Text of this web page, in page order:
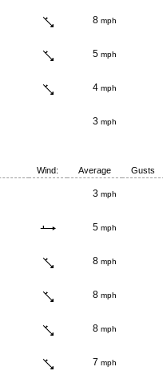
8 mph
5 mph
4 mph
3 mph
Wind: Average Gusts
3 mph
5 mph
8 mph
8 mph
8 mph
7 mph